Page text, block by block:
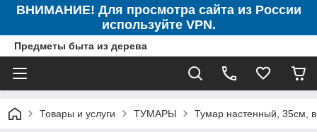
ВНИМАНИЕ! Для просмотра сайта из России
используйте VPN.
Предметы быта из дерева
Товары и услуги ТУМАРЫ Тумар настенный, 35см,